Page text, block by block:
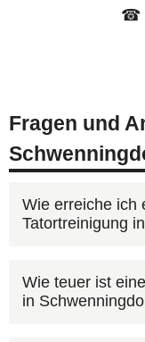
☎
Fragen und
Wie erreiche ich
Tatortreinigung
Kontaktieren
0800 6003005—
Wie teuer ist
in